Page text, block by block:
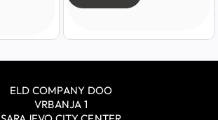
ELD COMPANY DOO
VRBANJA 1